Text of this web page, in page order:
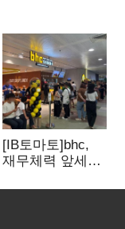
[IB토마토]bhc,
재무체력 앞세워
투자…'본게임'